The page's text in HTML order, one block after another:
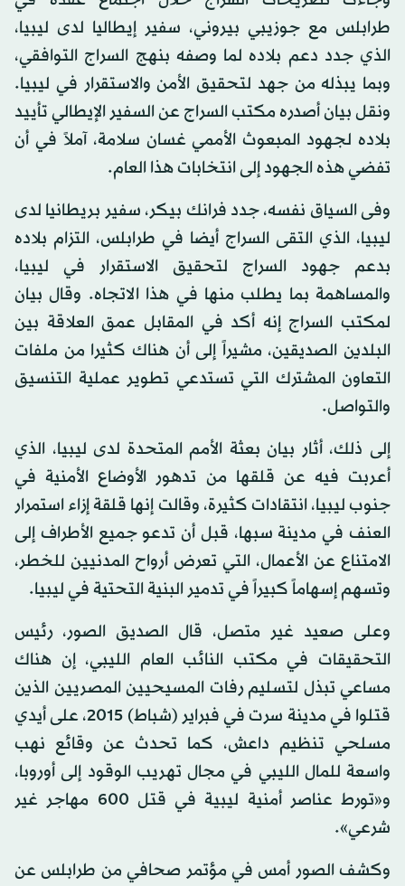
طرابلس مع جوزيبي بيروني، سفير إيطاليا لدى ليبيا،
الذي جدد دعم بلاده لما وصفه بنهج السراج التوافقي،
وبما يبذله من جهد لتحقيق الأمن والاستقرار في ليبيا.
ونقل بيان أصدره مكتب السراج عن السفير الإيطالي تأييد
بلاده لجهود المبعوث الأممي غسان سلامة، آملاً في أن
تفضي هذه الجهود إلى انتخابات هذا العام.
وفى السياق نفسه، جدد فرانك بيكر، سفير بريطانيا لدى
ليبيا، الذي التقى السراج أيضا في طرابلس، التزام بلاده
بدعم جهود السراج لتحقيق الاستقرار في ليبيا،
والمساهمة بما يطلب منها في هذا الاتجاه. وقال بيان
لمكتب السراج إنه أكد في المقابل عمق العلاقة بين
البلدين الصديقين، مشيراً إلى أن هناك كثيرا من ملفات
التعاون المشترك التي تستدعي تطوير عملية التنسيق
والتواصل.
إلى ذلك، أثار بيان بعثة الأمم المتحدة لدى ليبيا، الذي
أعربت فيه عن قلقها من تدهور الأوضاع الأمنية في
جنوب ليبيا، انتقادات كثيرة، وقالت إنها قلقة إزاء استمرار
العنف في مدينة سبها، قبل أن تدعو جميع الأطراف إلى
الامتناع عن الأعمال، التي تعرض أرواح المدنيين للخطر،
وتسهم إسهاماً كبيراً في تدمير البنية التحتية في ليبيا.
وعلى صعيد غير متصل، قال الصديق الصور، رئيس
التحقيقات في مكتب النائب العام الليبي، إن هناك
مساعي تبذل لتسليم رفات المسيحيين المصريين الذين
قتلوا في مدينة سرت في فبراير (شباط) 2015، على أيدي
مسلحي تنظيم داعش، كما تحدث عن وقائع نهب
واسعة للمال الليبي في مجال تهريب الوقود إلى أوروبا،
و«تورط عناصر أمنية ليبية في قتل 600 مهاجر غير
شرعي».
وكشف الصور أمس في مؤتمر صحافي من طرابلس عن